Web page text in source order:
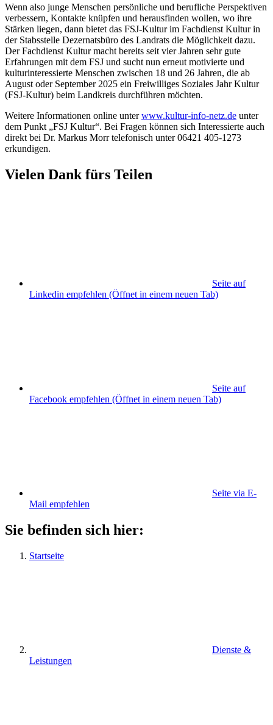
Wenn also junge Menschen persönliche und berufliche Perspektiven
verbessern, Kontakte knüpfen und herausfinden wollen, wo ihre
Stärken liegen, dann bietet das FSJ-Kultur im Fachdienst Kultur in
der Stabsstelle Dezernatsbüro des Landrats die Möglichkeit dazu.
Der Fachdienst Kultur macht bereits seit vier Jahren sehr gute
Erfahrungen mit dem FSJ und sucht nun erneut motivierte und
kulturinteressierte Menschen zwischen 18 und 26 Jahren, die ab
August oder September 2025 ein Freiwilliges Soziales Jahr Kultur
(FSJ-Kultur) beim Landkreis durchführen möchten.
Weitere Informationen online unterwww.kultur-info-netz.de unter
dem Punkt „FSJ Kultur“. Bei Fragen können sich Interessierte auch
direkt bei Dr. Markus Morr telefonisch unter 06421 405-1273
erkundigen.
Vielen Dank fürs Teilen
Seite auf
Linkedin empfehlen (Öffnet in einem neuen Tab)
Seite auf
Facebook empfehlen (Öffnet in einem neuen Tab)
Seite via E-
Mail empfehlen
Sie befinden sich hier:
Startseite
Dienste &
Leistungen